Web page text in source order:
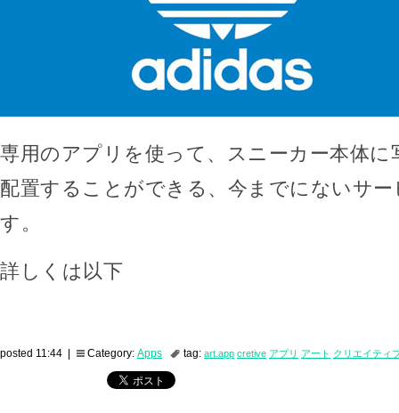
専用のアプリを使って、スニーカー本体
配置することができる、今までにないサ
す。
詳しくは以下
posted 11:44 | Category: Apps tag: art.app cretive アプリ アート クリエイティ